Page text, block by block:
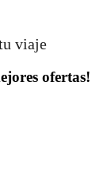
viaje
ofertas!